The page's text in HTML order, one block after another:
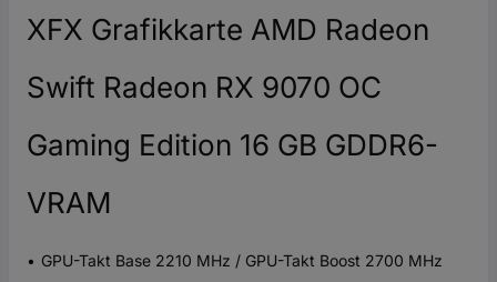
XFX Grafikkarte AMD Radeon
Swift Radeon RX 9070 OC
Gaming Edition 16 GB GDDR6-
VRAM
GPU-Takt Base 2210 MHz / GPU-Takt Boost 2700 MHz